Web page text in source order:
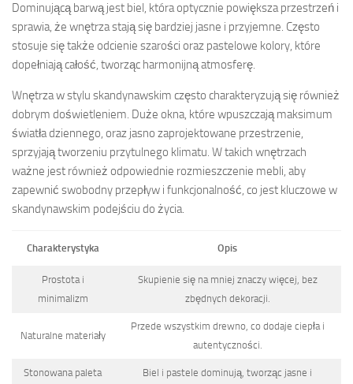
Dominującą barwą jest biel, która optycznie powiększa przestrzeń i
sprawia, że wnętrza stają się bardziej jasne i przyjemne. Często
stosuje się także odcienie szarości oraz pastelowe kolory, które
dopełniają całość, tworząc harmonijną atmosferę.
Wnętrza w stylu skandynawskim często charakteryzują się również
dobrym doświetleniem. Duże okna, które wpuszczają maksimum
światła dziennego, oraz jasno zaprojektowane przestrzenie,
sprzyjają tworzeniu przytulnego klimatu. W takich wnętrzach
ważne jest również odpowiednie rozmieszczenie mebli, aby
zapewnić swobodny przepływ i funkcjonalność, co jest kluczowe w
skandynawskim podejściu do życia.
Charakterystyka Opis
Prostota i
minimalizm
Skupienie się na mniej znaczy więcej, bez
zbędnych dekoracji.
Naturalne materiały
Przede wszystkim drewno, co dodaje ciepła i
autentyczności.
Stonowana paleta
Biel i pastele dominują, tworząc jasne i